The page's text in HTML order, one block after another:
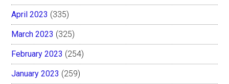
April 2023 (335)
March 2023 (325)
February 2023 (254)
January 2023 (259)